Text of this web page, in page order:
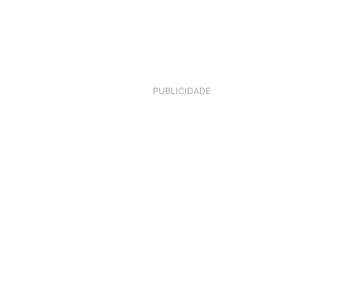
PUBLICIDADE